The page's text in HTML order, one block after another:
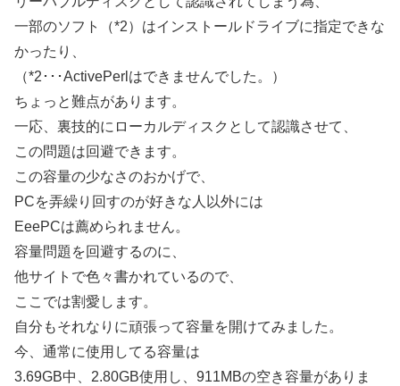
一部のソフト（*2）はインストールドライブに指定できな
かったり、
（*2･･･ActivePerlはできませんでした。）
ちょっと難点があります。
一応、裏技的にローカルディスクとして認識させて、
この問題は回避できます。
この容量の少なさのおかげで、
PCを弄繰り回すのが好きな人以外には
EeePCは薦められません。
容量問題を回避するのに、
他サイトで色々書かれているので、
ここでは割愛します。
自分もそれなりに頑張って容量を開けてみました。
今、通常に使用してる容量は
3.69GB中、2.80GB使用し、911MBの空き容量がありま